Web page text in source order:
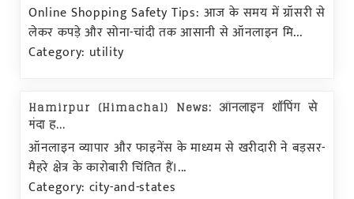
Online Shopping Safety Tips: आज के समय में ग्रॉसरी से
लेकर कपड़े और सोना-चांदी तक आसानी से ऑनलाइन मि...
Category: utility
Hamirpur (Himachal) News: ऑनलाइन शाॅपिंग से
मंदा ह...
ऑनलाइन व्यापार और फाइनेंस के माध्यम से खरीदारी ने बड़सर-
मैहरे क्षेत्र के कारोबारी चिंतित हैं।...
Category: city-and-states